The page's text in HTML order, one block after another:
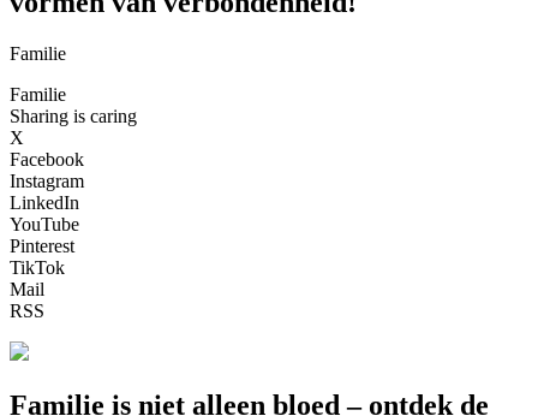
Familie
Familie
Sharing is caring
X
Facebook
Instagram
LinkedIn
YouTube
Pinterest
TikTok
Mail
RSS
Familie is niet alleen bloed – ontdek de